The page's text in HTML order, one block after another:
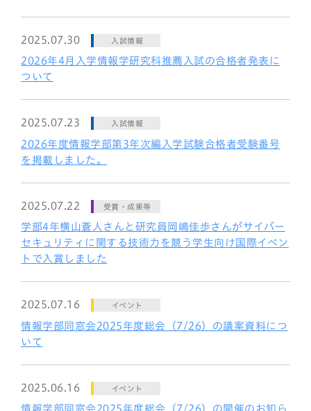
2025.07.30 入試情報
2026年4月入学情報学研究科推薦入試の合格者発表に
ついて
2025.07.23 入試情報
2026年度情報学部第3年次編入学試験合格者受験番号
を掲載しました。
2025.07.22 受賞・成果等
学部4年横山蒼人さんと研究員岡嶋佳歩さんがサイバー
セキュリティに関する技術力を競う学生向け国際イベン
トで入賞しました
2025.07.16 イベント
情報学部同窓会2025年度総会（7/26）の議案資料につ
いて
2025.06.16 イベント
情報学部同窓会2025年度総会（7/26）の開催のお知ら